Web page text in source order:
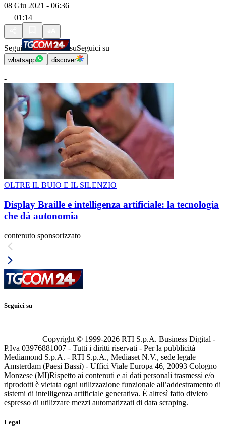
08 Giu 2021 - 06:36
01:14
Segui suSeguici su
whatsapp discover
-
OLTRE IL BUIO E IL SILENZIO
Display Braille e intelligenza artificiale: la tecnologia
che dà autonomia
contenuto sponsorizzato
Seguici su
Copyright © 1999-2026 RTI S.p.A. Business Digital -
P.Iva 03976881007 - Tutti i diritti riservati - Per la pubblicità
Mediamond S.p.A. - RTI S.p.A., Mediaset N.V., sede legale
Amsterdam (Paesi Bassi) - Uffici Viale Europa 46, 20093 Cologno
Monzese (MI)Rispetto ai contenuti e ai dati personali trasmessi e/o
riprodotti è vietata ogni utilizzazione funzionale all’addestramento di
sistemi di intelligenza artificiale generativa. È altresì fatto divieto
espresso di utilizzare mezzi automatizzati di data scraping.
Legal